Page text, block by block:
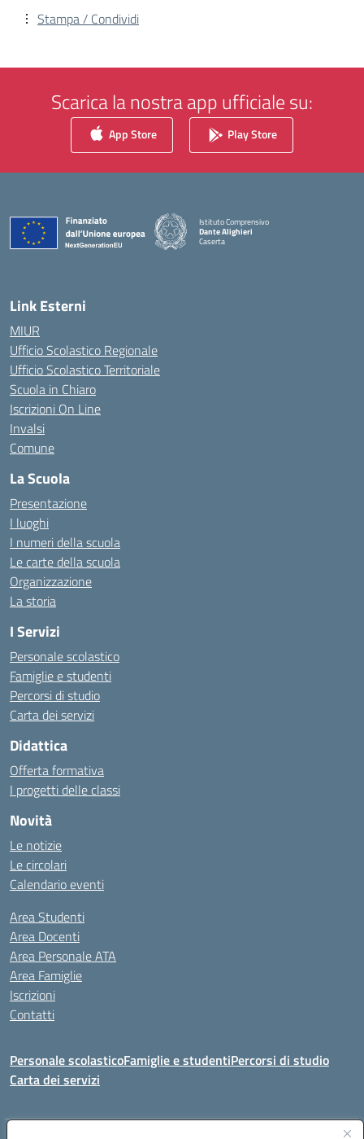
Stampa / Condividi
Scarica la nostra app ufficiale su:
App Store Play Store
Istituto Comprensivo
Dante Alighieri
Caserta
Link Esterni
MIUR
Ufficio Scolastico Regionale
Ufficio Scolastico Territoriale
Scuola in Chiaro
Iscrizioni On Line
Invalsi
Comune
La Scuola
Presentazione
I luoghi
I numeri della scuola
Le carte della scuola
Organizzazione
La storia
I Servizi
Personale scolastico
Famiglie e studenti
Percorsi di studio
Carta dei servizi
Didattica
Offerta formativa
I progetti delle classi
Novità
Le notizie
Le circolari
Calendario eventi
Area Studenti
Area Docenti
Area Personale ATA
Area Famiglie
Iscrizioni
Contatti
Personale scolasticoFamiglie e studentiPercorsi di studio
Carta dei servizi